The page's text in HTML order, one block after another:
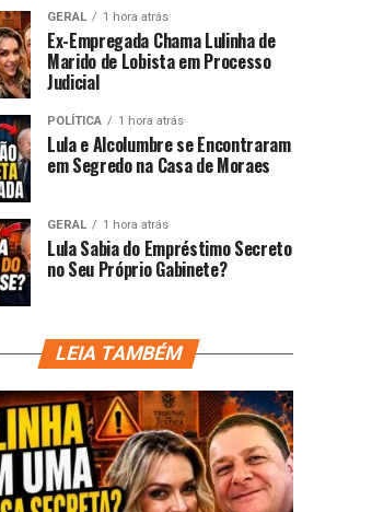
GERAL 1 hora atrás
Ex-Empregada Chama Lulinha de
Marido de Lobista em Processo
Judicial
POLÍTICA 1 hora atrás
Lula e Alcolumbre se Encontraram
em Segredo na Casa de Moraes
GERAL 1 hora atrás
Lula Sabia do Empréstimo Secreto
no Seu Próprio Gabinete?
LEIA TAMBÉM